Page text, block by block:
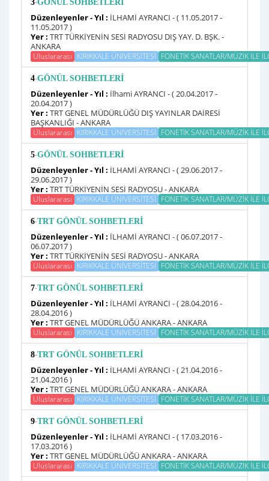
3 GÖNÜL SOHBETLERİ
Düzenleyenler - Yıl : İLHAMİ AYRANCI - ( 11.05.2017 -
11.05.2017 )
Yer : TRT TÜRKİYENİN SESİ RADYOSU DIŞ YAY. D. BŞK. -
ANKARA
Uluslararası KIRIKKALE ÜNİVERSİTESİ FONETİK SANATLAR/MÜZİK İLE
4-GÖNÜL SOHBETLERİ
Düzenleyenler - Yıl : İlhami AYRANCI - ( 20.04.2017 -
20.04.2017 )
Yer : TRT GENEL MÜDÜRLÜĞÜ DIŞ YAYINLAR DAİRESİ
BAŞKANLIĞI - ANKARA
Uluslararası KIRIKKALE ÜNİVERSİTESİ FONETİK SANATLAR/MÜZİK İLE
5-GÖNÜL SOHBETLERİ
Düzenleyenler - Yıl : İLHAMİ AYRANCI - ( 29.06.2017 -
29.06.2017 )
Yer : TRT TÜRKİYENİN SESİ RADYOSU - ANKARA
Uluslararası KIRIKKALE ÜNİVERSİTESİ FONETİK SANATLAR/MÜZİK İLE
6-TRT GÖNÜL SOHBETLERİ
Düzenleyenler - Yıl : İLHAMİ AYRANCI - ( 06.07.2017 -
06.07.2017 )
Yer : TRT TÜRKİYENİN SESİ RADYOSU - ANKARA
Uluslararası KIRIKKALE ÜNİVERSİTESİ FONETİK SANATLAR/MÜZİK İLE
7-TRT GÖNÜL SOHBETLERİ
Düzenleyenler - Yıl : İLHAMİ AYRANCI - ( 28.04.2016 -
28.04.2016 )
Yer : TRT GENEL MÜDÜRLÜĞÜ ANKARA - ANKARA
Uluslararası KIRIKKALE ÜNİVERSİTESİ FONETİK SANATLAR/MÜZİK İLE
8-TRT GÖNÜL SOHBETLERİ
Düzenleyenler - Yıl : İLHAMİ AYRANCI - ( 21.04.2016 -
21.04.2016 )
Yer : TRT GENEL MÜDÜRLÜĞÜ ANKARA - ANKARA
Uluslararası KIRIKKALE ÜNİVERSİTESİ FONETİK SANATLAR/MÜZİK İLE
9-TRT GÖNÜL SOHBETLERİ
Düzenleyenler - Yıl : İLHAMİ AYRANCI - ( 17.03.2016 -
17.03.2016 )
Yer : TRT GENEL MÜDÜRLÜĞÜ ANKARA - ANKARA
Uluslararası KIRIKKALE ÜNİVERSİTESİ FONETİK SANATLAR/MÜZİK İLE